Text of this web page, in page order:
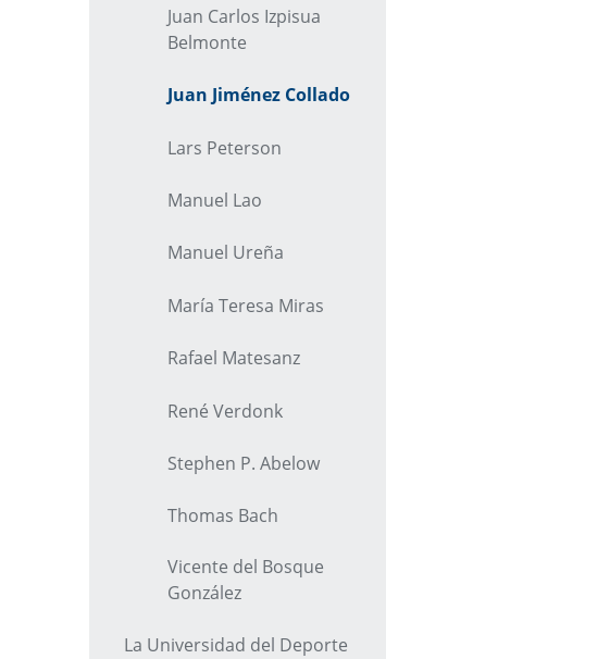
Juan Carlos Izpisua
Belmonte
Juan Jiménez Collado
Lars Peterson
Manuel Lao
Manuel Ureña
María Teresa Miras
Rafael Matesanz
René Verdonk
Stephen P. Abelow
Thomas Bach
Vicente del Bosque
González
La Universidad del Deporte